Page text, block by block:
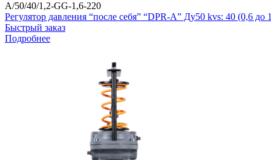
A/50/40/1,2-GG-1,6-220
Регулятор давления “после себя” “DPR-A” Ду50 kvs: 40 (0,6
Быстрый заказ
Подробнее